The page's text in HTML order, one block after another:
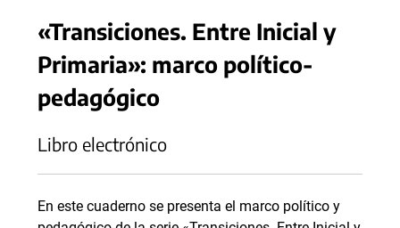
«Transiciones. Entre Inicial y
Primaria»: marco político-
pedagógico
Libro electrónico
En este cuaderno se presenta el marco político y